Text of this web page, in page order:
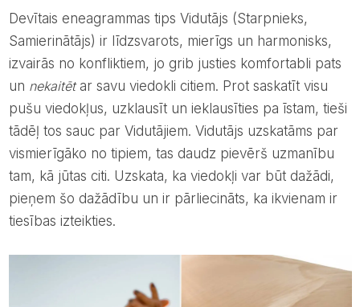
Devītais eneagrammas tips Vidutājs (Starpnieks,
Samierinātājs) ir līdzsvarots, mierīgs un harmonisks,
izvairās no konfliktiem, jo grib justies komfortabli pats
un nekaitētar savu viedokli citiem. Prot saskatīt visu
pušu viedokļus, uzklausīt un ieklausīties pa īstam, tieši
tādēļ tos sauc par Vidutājiem. Vidutājs uzskatāms par
vismierīgāko no tipiem, tas daudz pievērš uzmanību
tam, kā jūtas citi. Uzskata, ka viedokļi var būt dažādi,
pieņem šo dažādību un ir pārliecināts, ka ikvienam ir
tiesības izteikties.